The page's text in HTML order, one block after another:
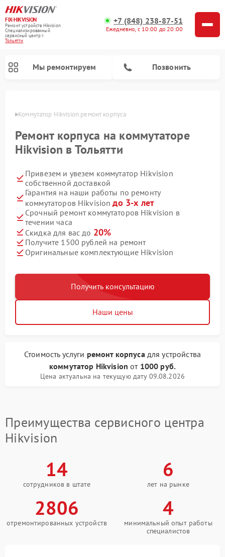
FIX-HIKVISION
Ремонт устройств Hikvision
Специализированный
cервисный центр г.
Тольятти
+7 (848) 238-87-51
Ежедневно, с 10:00 до 20:00
Мы ремонтируем Позвонить
Коммутатор Hikvision ремонт корпуса
Ремонт корпуса на коммутаторе
Hikvision в Тольятти
Привезем и увезем коммутатор Hikvision
собственной доставкой
Гарантия на наши работы по ремонту
коммутаторов Hikvisionдо 3-х лет
Срочный ремонт коммутаторов Hikvision в
течении часа
Скидка для вас до 20%
Получите 1500 рублей на ремонт
Оригинальные комплектующие Hikvision
Получить консультацию
Наши цены
Стоимость услуги ремонт корпуса для устройства
коммутатор Hikvision от 1000 руб.
Цена актуальна на текущую дату 09.08.2026
Преимущества сервисного центра
Hikvision
14
сотрудников в штате
6
лет на рынке
2806
отремонтированных устройств
4
минимальный опыт работы
специалистов